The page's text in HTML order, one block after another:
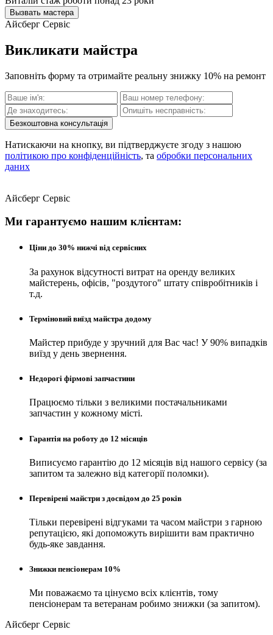
Вызвать мастера
Айсберг Сервіс
Викликати майстра
Заповніть форму та отримайте реальну знижку 10% на ремонт
Безкоштовна консультація
Натискаючи на кнопку, ви підтверджуєте згоду з нашою
політикою про конфіденційність, та обробки персональних
даних
Айсберг Сервіс
Ми гарантуємо нашим клієнтам:
Ціни до 30% нижчі від сервісних
За рахунок відсутності витрат на оренду великих
майстерень, офісів, "роздутого" штату співробітників і
т.д.
Терміновий виїзд майстра додому
Майстер прибуде у зручний для Вас час! У 90% випадків
виїзд у день звернення.
Недорогі фірмові запчастини
Працюємо тільки з великими постачальниками
запчастин у кожному місті.
Гарантія на роботу до 12 місяців
Виписуємо гарантію до 12 місяців від нашого сервісу (за
запитом та залежно від категорії поломки).
Перевірені майстри з досвідом до 25 років
Тільки перевірені відгуками та часом майстри з гарною
репутацією, які допоможуть вирішити вам практично
будь-яке завдання.
Знижки пенсіонерам 10%
Ми поважаємо та цінуємо всіх клієнтів, тому
пенсіонерам та ветеранам робимо знижки (за запитом).
Айсберг Сервіс